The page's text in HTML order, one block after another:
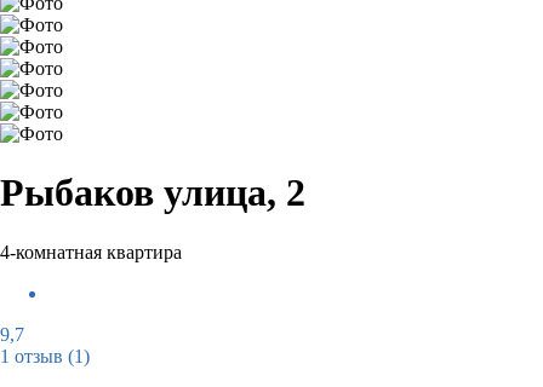
Рыбаков улица, 2
4-комнатная квартира
9,7
1 отзыв (1)